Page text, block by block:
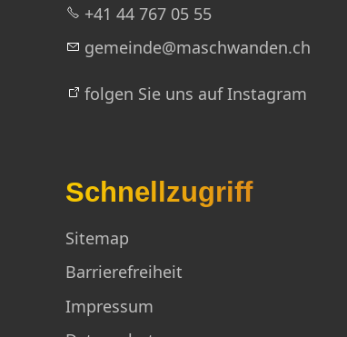
+41 44 767 05 55
g m nd m schw nd n ch
folgen Sie uns auf Instagram
Schnellzugriff
Sitemap
Barrierefreiheit
Impressum